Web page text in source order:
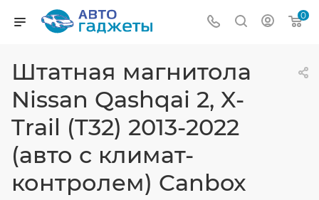
0
Штатная магнитола
Nissan Qashqai 2, X-
Trail (T32) 2013-2022
(авто с климат-
контролем) Canbox